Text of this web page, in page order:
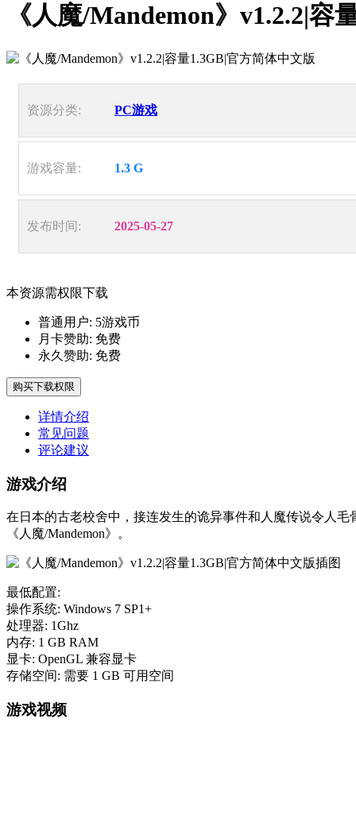
《人魔/Mandemon》v1.2.2|容
资源分类: PC游戏
游戏容量: 1.3 G
发布时间: 2025-05-27
本资源需权限下载
普通用户: 5游戏币
月卡赞助: 免费
永久赞助: 免费
购买下载权限
详情介绍
常见问题
评论建议
游戏介绍
在日本的古老校舍中，接连发生的诡异事件和人魔传说令人
《人魔/Mandemon》。
最低配置:
操作系统: Windows 7 SP1+
处理器: 1Ghz
内存: 1 GB RAM
显卡: OpenGL 兼容显卡
存储空间: 需要 1 GB 可用空间
游戏视频